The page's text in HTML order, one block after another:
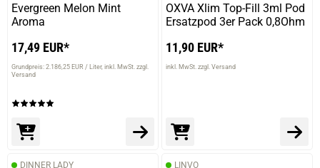
Evergreen Melon Mint
Aroma
17,49 EUR*
Grundpreis: 2.186,25 EUR / Liter inkl. MwSt. zzgl.
Versand
OXVA Xlim Top-Fill 3ml Pod
Ersatzpod 3er Pack 0,8Ohm
11,90 EUR*
inkl. MwSt. zzgl. Versand
DINNER LADY LINVO